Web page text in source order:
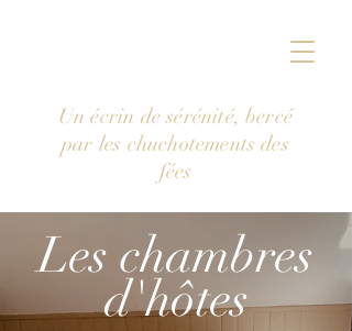
Un écrin de sérénité, bercé
par les chuchotements des
fées
Les chambres
d'hôtes